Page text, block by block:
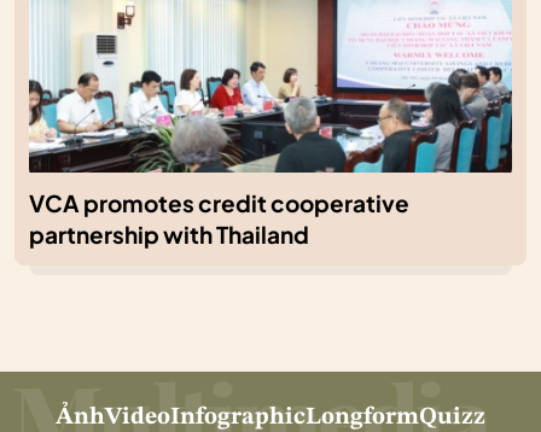
VCA promotes credit cooperative
partnership with Thailand
ẢnhVideoInfographicLongformQuizz